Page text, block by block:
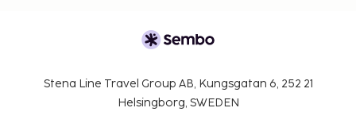
Stena Line Travel Group AB, Kungsgatan 6, 252 21
Helsingborg, SWEDEN